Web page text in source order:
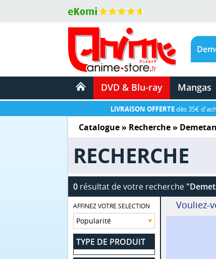
DVD & Blu-ray Mangas
LIVRAISON OFFERTEdès 35€
Catalogue» Recherche » Demetan
RECHERCHE
0résultat de votre recherche
AFFINEZ VOTRE SELECTION
TYPE DE PRODUIT
Vouliez-